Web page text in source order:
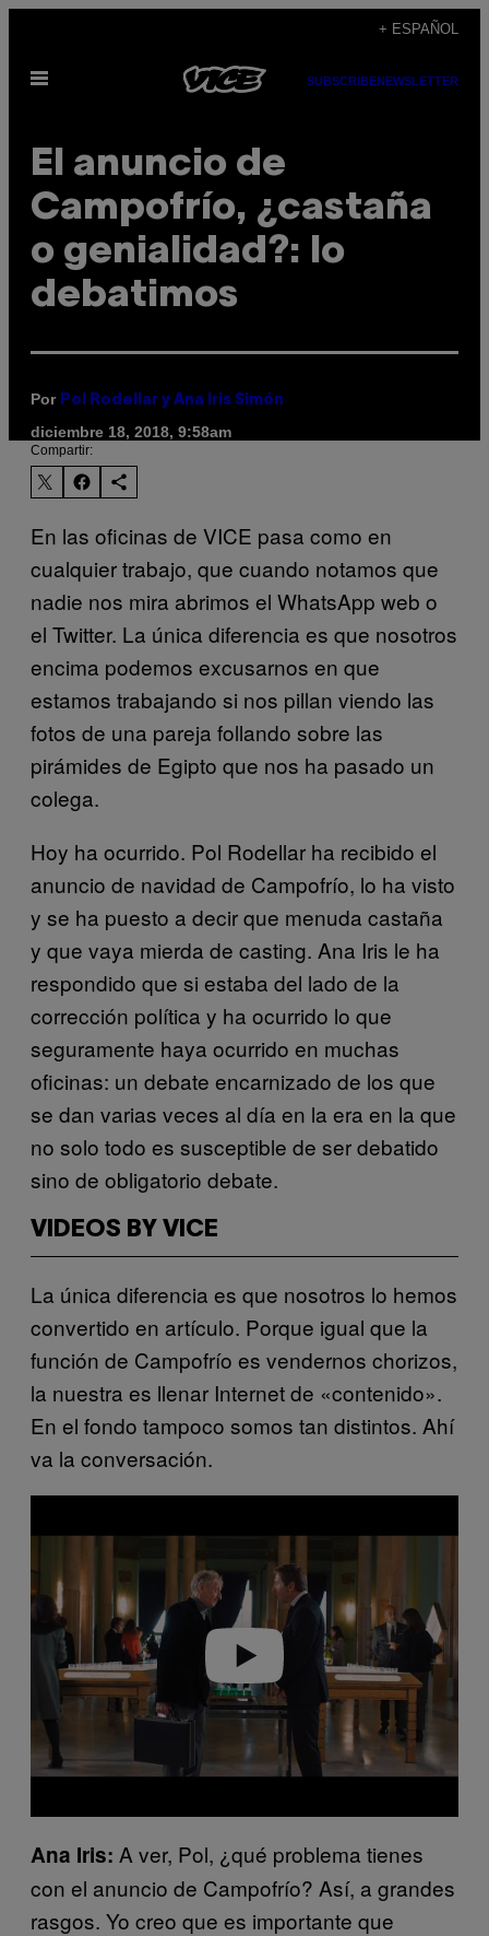
contenido
+ ESPAÑOL
Abrir
SUBSCRIBENEWSLETTER
El anuncio de
Campofrío, ¿castaña
o genialidad?: lo
debatimos
Por Pol Rodellar y Ana Iris Simón
diciembre 18, 2018, 9:58am
Compartir:
En las oficinas de VICE pasa como en
cualquier trabajo, que cuando notamos que
nadie nos mira abrimos el WhatsApp web o
el Twitter. La única diferencia es que nosotros
encima podemos excusarnos en que
estamos trabajando si nos pillan viendo las
fotos de una pareja follando sobre las
pirámides de Egipto que nos ha pasado un
colega.
Hoy ha ocurrido. Pol Rodellar ha recibido el
anuncio de navidad de Campofrío, lo ha visto
y se ha puesto a decir que menuda castaña
y que vaya mierda de casting. Ana Iris le ha
respondido que si estaba del lado de la
corrección política y ha ocurrido lo que
seguramente haya ocurrido en muchas
oficinas: un debate encarnizado de los que
se dan varias veces al día en la era en la que
no solo todo es susceptible de ser debatido
sino de obligatorio debate.
VIDEOS BY VICE
La única diferencia es que nosotros lo hemos
convertido en artículo. Porque igual que la
función de Campofrío es vendernos chorizos,
la nuestra es llenar Internet de «contenido».
En el fondo tampoco somos tan distintos. Ahí
va la conversación.
a
v
e
Ana Iris: A ver, Pol, ¿qué problema tienes
con el anuncio de Campofrío? Así, a grandes
rasgos. Yo creo que es importante que